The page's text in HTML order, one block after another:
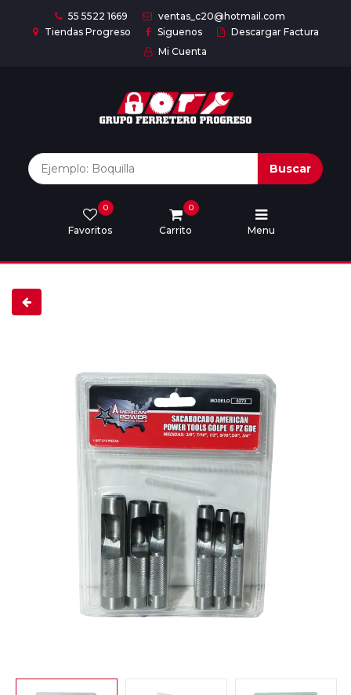
55 5522 1669
ventas_c20@hotmail.com
Tiendas Progreso
Siguenos
Descargar Factura
Mi Cuenta
Buscar
Favoritos
0
Carrito
0
Menu
Marcas
Descargar